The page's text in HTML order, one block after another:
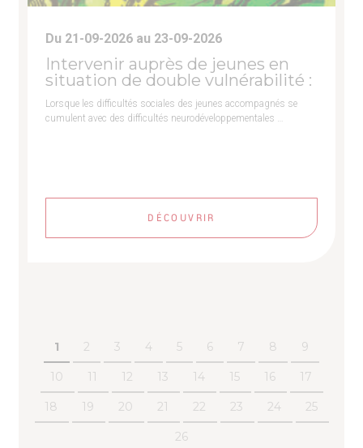
Du 21-09-2026 au 23-09-2026
Intervenir auprès de jeunes en
situation de double vulnérabilité :
Lorsque les difficultés sociales des jeunes accompagnés se
cumulent avec des difficultés neurodéveloppementales …
DÉCOUVRIR
1 2 3 4 5 6 7 8 9
10 11 12 13 14 15 16 17
18 19 20 21 22 23 24 25
26